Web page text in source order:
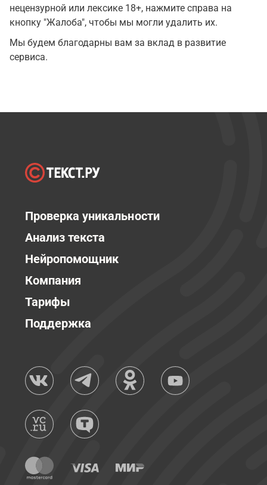
нецензурной или лексике 18+, нажмите справа на
кнопку "Жалоба", чтобы мы могли удалить их.
Мы будем благодарны вам за вклад в развитие
сервиса.
Проверка уникальности
Анализ текста
Нейропомощник
Компания
Тарифы
Поддержка